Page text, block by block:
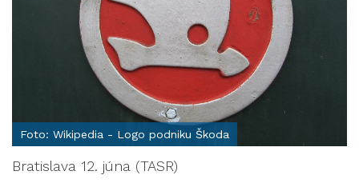
Foto: Wikipedia - Logo podniku Škoda
Bratislava 12. júna (TASR)